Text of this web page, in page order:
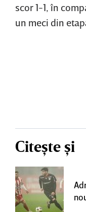
scor 1-1, în
un meci din
Citește și